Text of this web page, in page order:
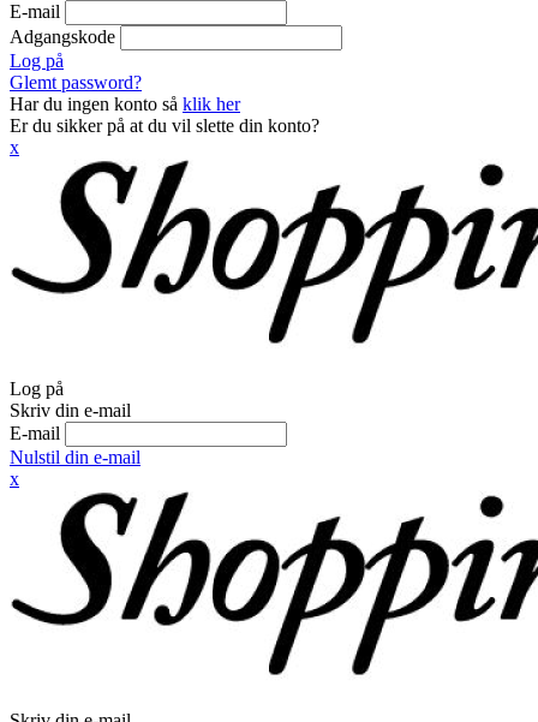
E-mail
Adgangskode
Log på
Glemt password?
Har du ingen konto så klik her
Er du sikker på at du vil slette din konto?
x
Log på
Skriv din e-mail
E-mail
Nulstil din e-mail
x